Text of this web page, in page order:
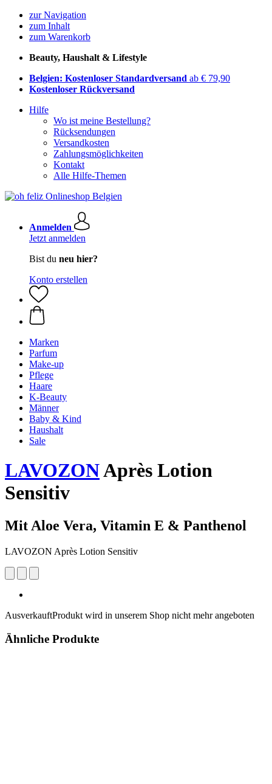
zur Navigation
zum Inhalt
zum Warenkorb
Beauty, Haushalt & Lifestyle
Belgien: Kostenloser Standardversand ab € 79,90
Kostenloser Rückversand
Hilfe
Wo ist meine Bestellung?
Rücksendungen
Versandkosten
Zahlungsmöglichkeiten
Kontakt
Alle Hilfe-Themen
Anmelden
Jetzt anmelden
Bist du neu hier?
Konto erstellen
Marken
Parfum
Make-up
Pflege
Haare
K-Beauty
Männer
Baby & Kind
Haushalt
Sale
LAVOZONAprès Lotion
Sensitiv
Mit Aloe Vera, Vitamin E & Panthenol
LAVOZON Après Lotion Sensitiv
AusverkauftProdukt wird in unserem Shop nicht mehr angeboten
Ähnliche Produkte